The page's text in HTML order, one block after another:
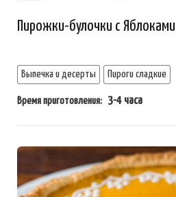
Пирожки-булочки с Яблоками
Выпечка и десерты Пироги сладкие
Время приготовления: 3-4 часа